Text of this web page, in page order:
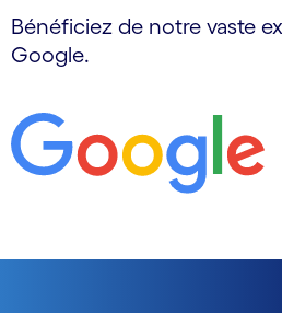
Bénéficiez de notre vaste
Google.